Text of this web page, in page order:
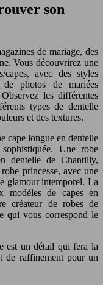
son
de mariage, des
Vous découvrirez une
capes, avec des styles
photos de mariées
les différentes
types de dentelle
et des textures.
cape longue en dentelle
Une robe
dentelle de Chantilly,
princesse, avec une
glamour intemporel. La
modèles de capes en
créateur de robes de
qui vous correspond le
est un détail qui fera la
de raffinement pour un